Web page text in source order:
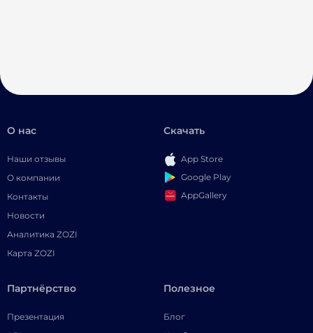
О нас
Наши отзывы
О компании
Контакты
Новости
Аналитика ZOZI
Карта ZOZI
Скачать
App Store
Google Play
AppGallery
Партнёрство
Презентация
Полезное
Блог